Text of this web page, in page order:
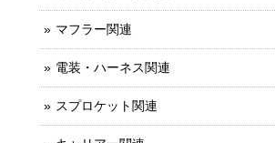
マフラー関連
電装・ハーネス関連
スプロケット関連